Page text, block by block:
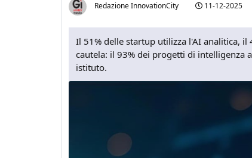
Redazione InnovationCity 11-12-2025
Il 51% delle startup utilizza l'AI analitica,
cautela: il 93% dei progetti di intelligenza
istituto.